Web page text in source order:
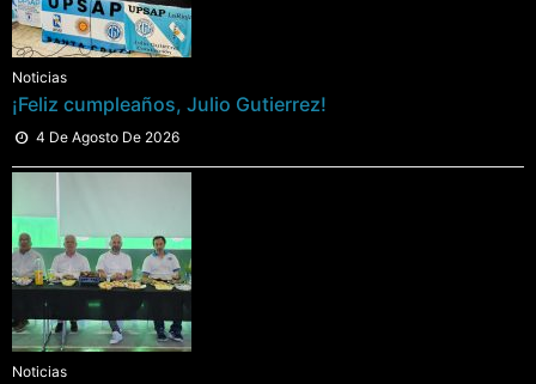
Noticias
¡Feliz cumpleaños, Julio Gutierrez!
4 De Agosto De 2026
Noticias